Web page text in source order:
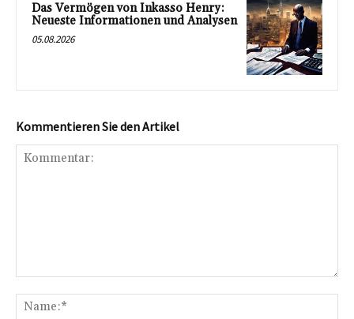
Das Vermögen von Inkasso Henry:
Neueste Informationen und Analysen
05.08.2026
Kommentieren Sie den Artikel